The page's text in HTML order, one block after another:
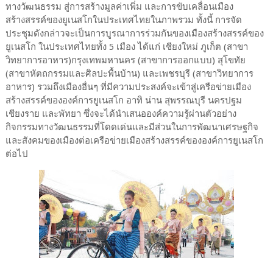
ทางวัฒนธรรม สู่การสร้างมูลค่าเพิ่ม และการขับเคลื่อนเมือง
สร้างสรรค์ของยูเนสโกในประเทศไทยในภาพรวม ทั้งนี้ การจัด
ประชุมดังกล่าวจะเป็นการบูรณาการร่วมกันของเมืองสร้างสรรค์ของ
ยูเนสโก ในประเทศไทยทั้ง 5 เมือง ได้แก่ เชียงใหม่ ภูเก็ต (สาขา
วิทยาการอาหาร)กรุงเทพมหานคร (สาขาการออกแบบ) สุโขทัย
(สาขาหัตถกรรมและศิลปะพื้นบ้าน) และเพชรบุรี (สาขาวิทยาการ
อาหาร) รวมถึงเมืองอื่นๆ ที่มีความประสงค์จะเข้าสู่เครือข่ายเมือง
สร้างสรรค์ขององค์การยูเนสโก อาทิ น่าน สุพรรณบุรี นครปฐม
เชียงราย และพัทยา ซึ่งจะได้นำเสนอองค์ความรู้ผ่านตัวอย่าง
กิจกรรมทางวัฒนธรรมที่โดดเด่นและมีส่วนในการพัฒนาเศรษฐกิจ
และสังคมของเมืองต่อเครือข่ายเมืองสร้างสรรค์ขององค์การยูเนสโก
ต่อไป